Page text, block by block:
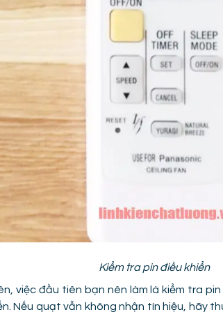
Kiểm tra pin điều khiển
việc đầu tiên bạn nên làm là kiểm tra
Nếu quạt vẫn không nhận tín hiệu, hãy